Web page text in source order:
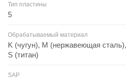
Тип пластины
5
Обрабатываемый материал
K (чугун), M (нержавеющая
S (титан)
SAP